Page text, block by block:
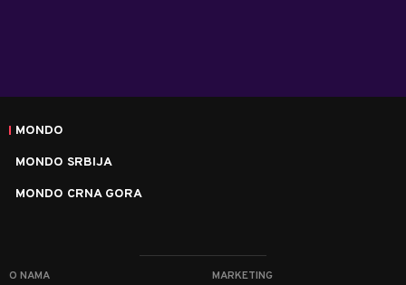
MONDO
MONDO SRBIJA
MONDO CRNA GORA
O NAMA MARKETING